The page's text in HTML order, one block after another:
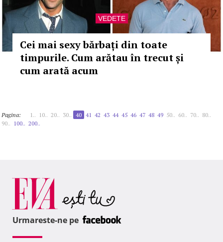
VEDETE
Cei mai sexy bărbați din toate
timpurile. Cum arătau în trecut și
cum arată acum
Pagina: 1.. 10.. 20.. 30.. 40 41 42 43 44 45 46 47 48 49 50.. 60.. 70.. 80..
90.. 100.. 200..
Urmareste-ne pe